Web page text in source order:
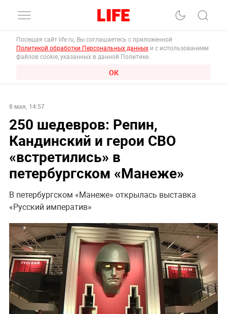
Посещая сайт life.ru, Вы соглашаетесь с приложенной
Политикой обработки Персональных данных и с использованием
файлов cookie, указанных в данной Политике.
ОК
8 мая, 14:57
250 шедевров: Репин,
Кандинский и герои СВО
«встретились» в
петербургском «Манеже»
В петербургском «Манеже» открылась выставка
«Русский императив»